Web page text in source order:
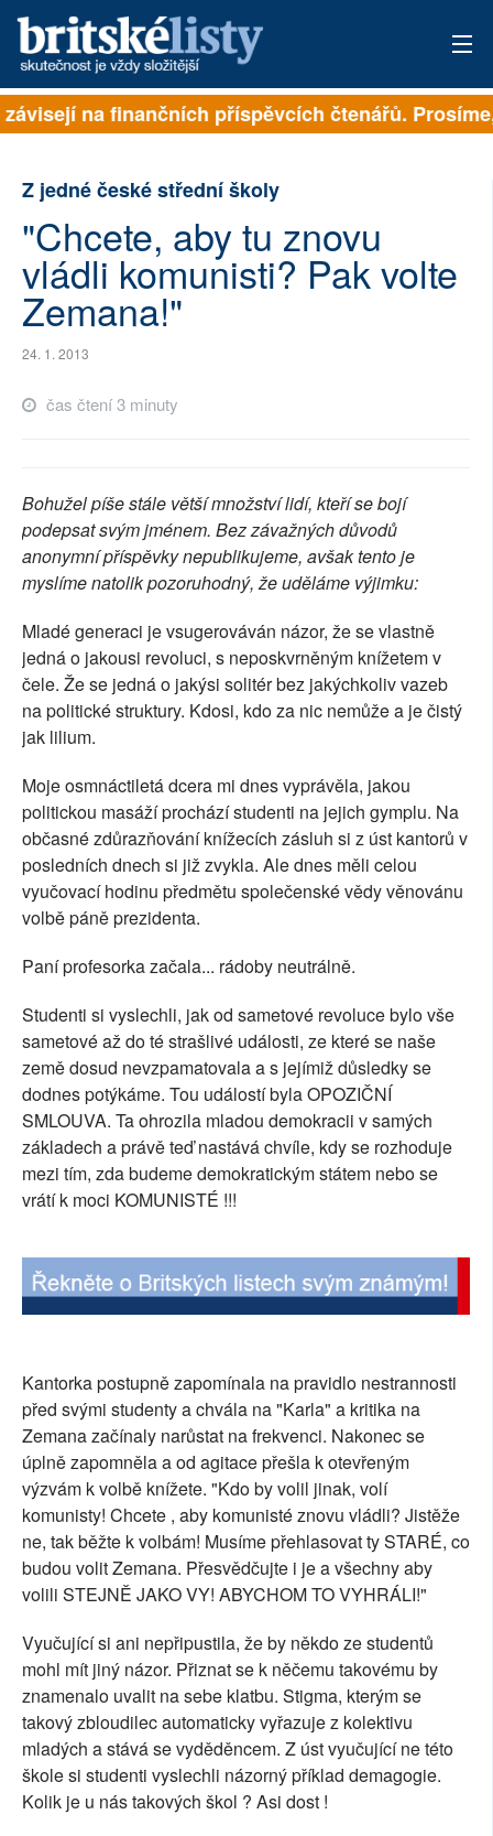
PŘIHLÁSIT
ROZHOVORY
TÉMATA
AUTOŘI
SOCIÁLNÍ SÍTĚ
RUBRIKY
PLNÁ VERZE STRÁNEK
na finančních příspěvcích čtenářů.
Z jedné české střední školy
"Chcete, aby tu znovu
vládli komunisti? Pak volte
Zemana!"
24. 1. 2013
čas čtení 3 minuty
Bohužel píše stále větší množství lidí, kteří se bojí
podepsat svým jménem. Bez závažných důvodů
anonymní příspěvky nepublikujeme, avšak tento je
myslíme natolik pozoruhodný, že uděláme výjimku:
Mladé generaci je vsugerováván názor, že se vlastně
jedná o jakousi revoluci, s neposkvrněným knížetem v
čele. Že se jedná o jakýsi solitér bez jakýchkoliv vazeb
na politické struktury. Kdosi, kdo za nic nemůže a je čistý
jak lilium.
Moje osmnáctiletá dcera mi dnes vyprávěla, jakou
politickou masáží prochází studenti na jejich gymplu. Na
občasné zdůrazňování knížecích zásluh si z úst kantorů v
posledních dnech si již zvykla. Ale dnes měli celou
vyučovací hodinu předmětu společenské vědy věnovánu
volbě páně prezidenta.
Paní profesorka začala... rádoby neutrálně.
Studenti si vyslechli, jak od sametové revoluce bylo vše
sametové až do té strašlivé události, ze které se naše
země dosud nevzpamatovala a s jejímiž důsledky se
dodnes potýkáme. Tou událostí byla OPOZIČNÍ
SMLOUVA. Ta ohrozila mladou demokracii v samých
základech a právě teď nastává chvíle, kdy se rozhoduje
mezi tím, zda budeme demokratickým státem nebo se
vrátí k moci KOMUNISTÉ !!!
Kantorka postupně zapomínala na pravidlo nestrannosti
před svými studenty a chvála na "Karla" a kritika na
Zemana začínaly narůstat na frekvenci. Nakonec se
úplně zapomněla a od agitace přešla k otevřeným
výzvám k volbě knížete. "Kdo by volil jinak, volí
komunisty! Chcete , aby komunisté znovu vládli? Jistěže
ne, tak běžte k volbám! Musíme přehlasovat ty STARÉ, co
budou volit Zemana. Přesvědčujte i je a všechny aby
volili STEJNĚ JAKO VY! ABYCHOM TO VYHRÁLI!"
Vyučující si ani nepřipustila, že by někdo ze studentů
mohl mít jiný názor. Přiznat se k něčemu takovému by
znamenalo uvalit na sebe klatbu. Stigma, kterým se
takový zbloudilec automaticky vyřazuje z kolektivu
mladých a stává se vyděděncem. Z úst vyučující ne této
škole si studenti vyslechli názorný příklad demagogie.
Kolik je u nás takových škol ? Asi dost !